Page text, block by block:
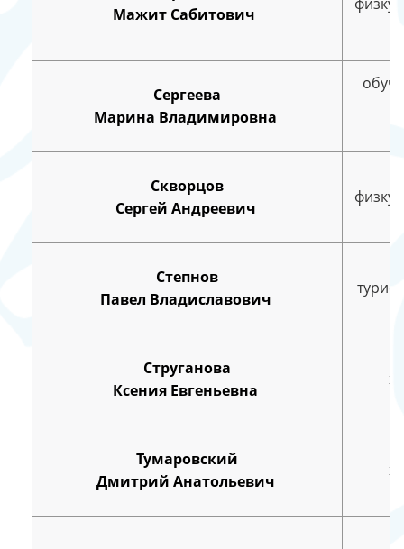
Мажит Сабитович
Сергеева
Марина Владимировна
Скворцов
Сергей Андреевич
Степнов
Павел Владиславович
Струганова
Ксения Евгеньевна
Тумаровский
Дмитрий Анатольевич